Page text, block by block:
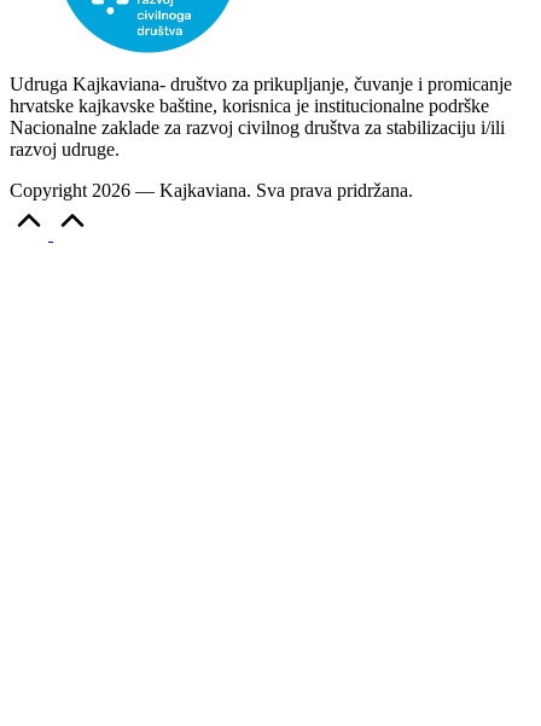
Udruga Kajkaviana- društvo za prikupljanje, čuvanje i promicanje
hrvatske kajkavske baštine, korisnica je institucionalne podrške
Nacionalne zaklade za razvoj civilnog društva za stabilizaciju i/ili
razvoj udruge.
Copyright 2026 — Kajkaviana. Sva prava pridržana.